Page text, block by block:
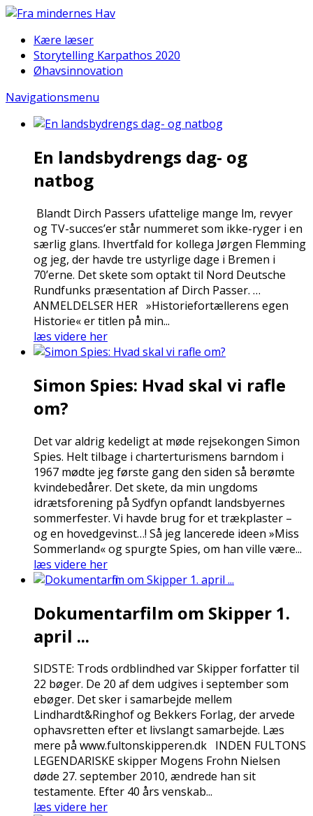
Kære læser
Storytelling Karpathos 2020
Øhavsinnovation
Navigationsmenu
En landsbydrengs dag- og
natbog
Blandt Dirch Passers ufattelige mange film, revyer
og TV-succes’er står nummeret som ikke-ryger i en
særlig glans. Ihvertfald for kollega Jørgen Flemming
og jeg, der havde tre ustyrlige dage i Bremen i
70’erne. Det skete som optakt til Nord Deutsche
Rundfunks præsentation af Dirch Passer. …
ANMELDELSER HER »Historiefortællerens egen
Historie« er titlen på min...
læs videre her
Simon Spies: Hvad skal vi rafle
om?
Det var aldrig kedeligt at møde rejsekongen Simon
Spies. Helt tilbage i charterturismens barndom i
1967 mødte jeg første gang den siden så berømte
kvindebedårer. Det skete, da min ungdoms
idrætsforening på Sydfyn opfandt landsbyernes
sommerfester. Vi havde brug for et trækplaster –
og en hovedgevinst…! Så jeg lancerede ideen »Miss
Sommerland« og spurgte Spies, om han ville være...
læs videre her
Dokumentarfilm om Skipper 1.
april ...
SIDSTE: Trods ordblindhed var Skipper forfatter til
22 bøger. De 20 af dem udgives i september som
ebøger. Det sker i samarbejde mellem
Lindhardt&Ringhof og Bekkers Forlag, der arvede
ophavsretten efter et livslangt samarbejde. Læs
mere på www.fultonskipperen.dk INDEN FULTONS
LEGENDARISKE skipper Mogens Frohn Nielsen
døde 27. september 2010, ændrede han sit
testamente. Efter 40 års venskab...
læs videre her